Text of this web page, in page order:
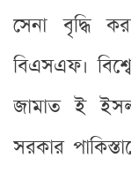
সেনা বৃদ্ধি
বিএসএফ।
জামাত ই
সরকার